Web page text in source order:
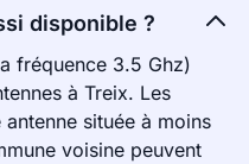
disponible ?
fréquence 3.5 Ghz)
à Treix. Les
située à moins
voisine peuvent